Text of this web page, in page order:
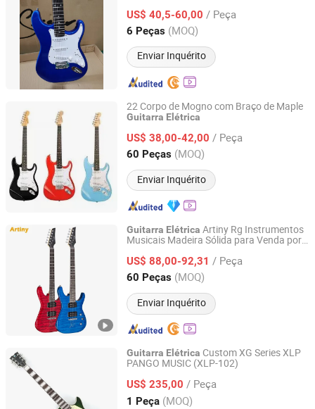
US$ 40,5-60,00 / Peça
6 Peças (MOQ)
Enviar Inquérito
Guangdong, China Desde 2020
22 Corpo de Mogno com Braço de Maple
Guitarra Elétrica
US$ 38,00-42,00 / Peça
60 Peças (MOQ)
Enviar Inquérito
Fino Musical Instruments Company Limited
Jiangsu, China Desde 2022
Guitarra Elétrica Artiny Rg Instrumentos
Musicais Madeira Sólida para Venda por
US$ 88,00-92,31 / Peça
60 Peças (MOQ)
Enviar Inquérito
GUANGZHOU ARTINY GUITAR CO., LTD
Guangdong, China Desde 2022
Guitarra Elétrica Custom XG Series XLP
PANGO MUSIC (XLP-102)
US$ 235,00 / Peça
1 Peça (MOQ)
Jinan Time Machine Tech Co., Ltd.
Shandong, China Desde 2014